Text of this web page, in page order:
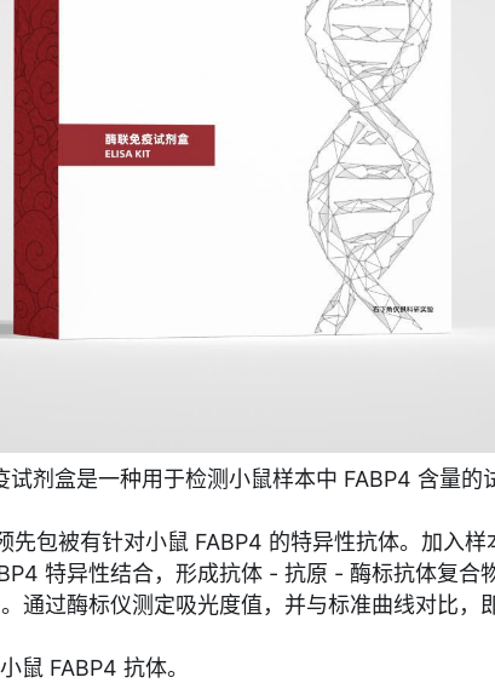
剂盒是一种用于检测小鼠样本中 FABP4 含量的
包被有针对小鼠 FABP4 的特异性抗体。加入
特异性结合，形成抗体 - 抗原 - 酶标抗体复
通过酶标仪测定吸光度值，并与标准曲线对比，
鼠 FABP4 抗体。